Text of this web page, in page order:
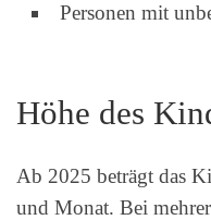
Personen mit
Höhe des
Ab 2025 beträgt das
und Monat. Bei